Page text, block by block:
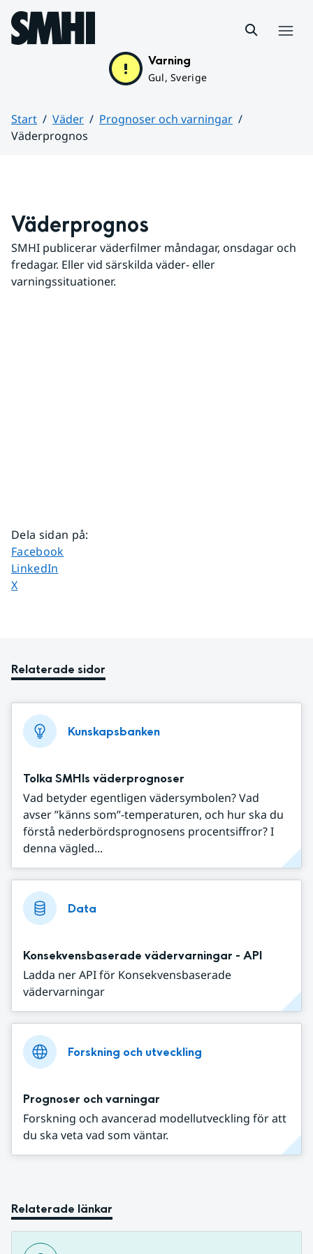
Hoppa till sidans innehåll
Varning
Gul, Sverige
Start Väder
Prognoser och varningar
Väderprognos
Väderprognos
SMHI publicerar väderfilmer måndagar, onsdagar och
fredagar. Eller vid särskilda väder- eller
varningssituationer.
Dela sidan på:
Dela sidan på
Facebook
Dela sidan på
LinkedIn
Dela sidan på
X
Relaterade sidor
Kunskapsbanken
Tolka SMHIs väderprognoser
Vad betyder egentligen vädersymbolen? Vad
avser ”känns som”-temperaturen, och hur ska du
förstå nederbördsprognosens procentsiffror? I
denna vägled...
Data
Konsekvensbaserade vädervarningar - API
Ladda ner API för Konsekvensbaserade
vädervarningar
Forskning och utveckling
Prognoser och varningar
Forskning och avancerad modellutveckling för att
du ska veta vad som väntar.
Relaterade länkar